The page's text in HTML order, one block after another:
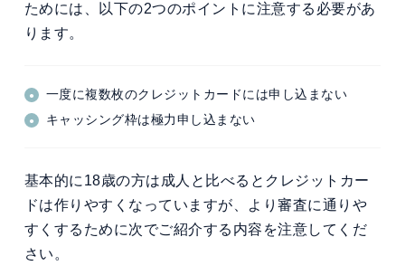
ためには、以下の2つのポイントに注意する必要があ
ります。
一度に複数枚のクレジットカードには申し込まない
キャッシング枠は極力申し込まない
基本的に18歳の方は成人と比べるとクレジットカー
ドは作りやすくなっていますが、より審査に通りや
すくするために次でご紹介する内容を注意してくだ
さい。